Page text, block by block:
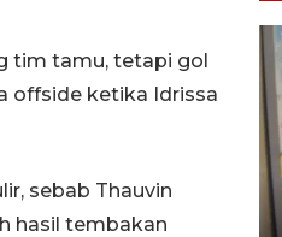
tim tamu, tetapi gol
offside ketika Idrissa
sebab Thauvin
hasil tembakan
pembentukan
Putih di